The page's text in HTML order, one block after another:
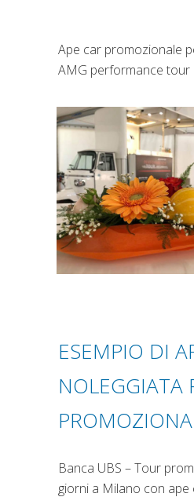
Ape car promozionale
AMG performance tour
ESEMPIO DI
NOLEGGIATA
Banca UBS – Tour
giorni a Milano con ape